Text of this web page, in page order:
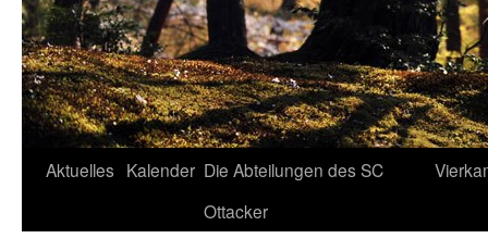
Zum
Aktuelles Kalender Die Abteilungen des SC
Ottacker